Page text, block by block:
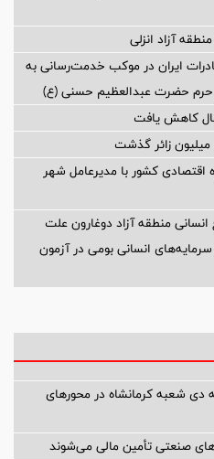
آزاد انزلی
ایران در موکب خدمت‌رسانی به
حرم حضرت عبدالعظیم حسنی (ع)
کاهش یافت
زائر گذشت
اقتصادی کشور با مدیرعامل شهر
منطقه آزاد دوغارون علت
انسانی بومی در آزمون
دی شعبه کرمانشاه در محورهای
صنعتی تأمین مالی می‌شوند